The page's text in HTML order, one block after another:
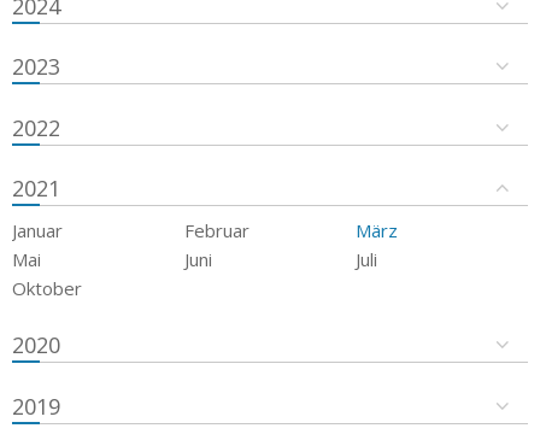
2023
2022
2021
Januar Februar
März
Mai
Juni
Juli
Oktober
2020
2019